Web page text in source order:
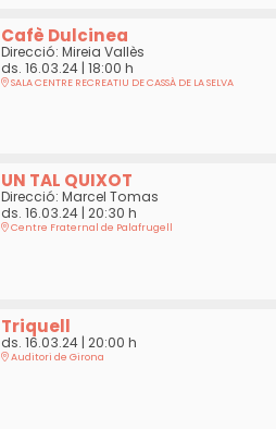
Cafè Dulcinea
Direcció: Mireia Vallès
ds. 16.03.24| 18:00 h
SALA CENTRE RECREATIU DE CASSÀ DE LA SELVA
UN TAL QUIXOT
Direcció: Marcel Tomas
ds. 16.03.24| 20:30 h
Centre Fraternal de Palafrugell
Triquell
ds. 16.03.24| 20:00 h
Auditori de Girona